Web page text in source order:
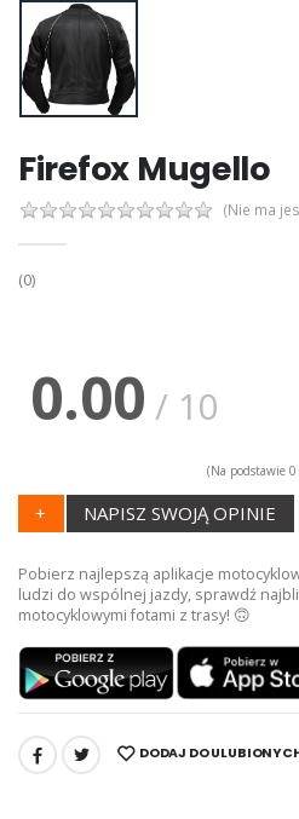
Firefox Mugello
(Nie ma
(0)
0.00 / 10
(Na podstawie
+ NAPISZ SWOJĄ OPINIE
Pobierz najlepszą aplikacje
ludzi do wspólnej jazdy, sprawdź
motocyklowymi fotami z trasy! 🙃
UDOSTĘPNIJ: DODAJ DO